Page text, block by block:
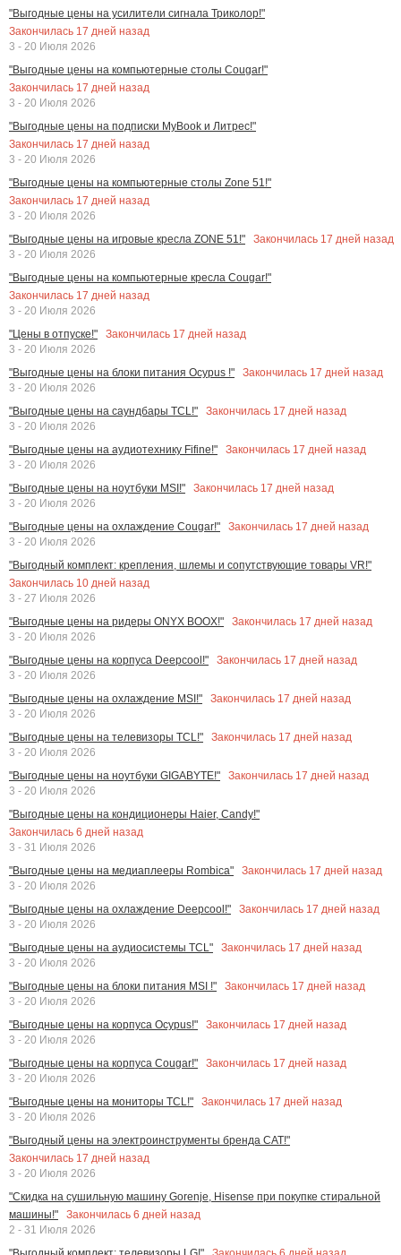
"Выгодные цены на усилители сигнала Триколор!"
Закончилась 17 дней назад
3 - 20 Июля 2026
"Выгодные цены на компьютерные столы Cougar!"
Закончилась 17 дней назад
3 - 20 Июля 2026
"Выгодные цены на подписки MyBook и Литрес!"
Закончилась 17 дней назад
3 - 20 Июля 2026
"Выгодные цены на компьютерные столы Zone 51!"
Закончилась 17 дней назад
3 - 20 Июля 2026
"Выгодные цены на игровые кресла ZONE 51!"
Закончилась 17 дней назад
3 - 20 Июля 2026
"Выгодные цены на компьютерные кресла Cougar!"
Закончилась 17 дней назад
3 - 20 Июля 2026
"Цены в отпуске!"
Закончилась 17 дней назад
3 - 20 Июля 2026
"Выгодные цены на блоки питания Ocypus !"
Закончилась 17 дней назад
3 - 20 Июля 2026
"Выгодные цены на саундбары TCL!"
Закончилась 17 дней назад
3 - 20 Июля 2026
"Выгодные цены на аудиотехнику Fifine!"
Закончилась 17 дней назад
3 - 20 Июля 2026
"Выгодные цены на ноутбуки MSI!"
Закончилась 17 дней назад
3 - 20 Июля 2026
"Выгодные цены на охлаждение Cougar!"
Закончилась 17 дней назад
3 - 20 Июля 2026
"Выгодный комплект: крепления, шлемы и сопутствующие товары VR!"
Закончилась 10 дней назад
3 - 27 Июля 2026
"Выгодные цены на ридеры ONYX BOOX!"
Закончилась 17 дней назад
3 - 20 Июля 2026
"Выгодные цены на корпуса Deepcool!"
Закончилась 17 дней назад
3 - 20 Июля 2026
"Выгодные цены на охлаждение MSI!"
Закончилась 17 дней назад
3 - 20 Июля 2026
"Выгодные цены на телевизоры TCL!"
Закончилась 17 дней назад
3 - 20 Июля 2026
"Выгодные цены на ноутбуки GIGABYTE!"
Закончилась 17 дней назад
3 - 20 Июля 2026
"Выгодные цены на кондиционеры Haier, Candy!"
Закончилась 6 дней назад
3 - 31 Июля 2026
"Выгодные цены на медиаплееры Rombica"
Закончилась 17 дней назад
3 - 20 Июля 2026
"Выгодные цены на охлаждение Deepcool!"
Закончилась 17 дней назад
3 - 20 Июля 2026
"Выгодные цены на аудиосистемы TCL"
Закончилась 17 дней назад
3 - 20 Июля 2026
"Выгодные цены на блоки питания MSI !"
Закончилась 17 дней назад
3 - 20 Июля 2026
"Выгодные цены на корпуса Ocypus!"
Закончилась 17 дней назад
3 - 20 Июля 2026
"Выгодные цены на корпуса Cougar!"
Закончилась 17 дней назад
3 - 20 Июля 2026
"Выгодные цены на мониторы TCL!"
Закончилась 17 дней назад
3 - 20 Июля 2026
"Выгодный цены на электроинструменты бренда CAT!"
Закончилась 17 дней назад
3 - 20 Июля 2026
"Скидка на сушильную машину Gorenje, Hisense при покупке стиральной
машины!"
Закончилась 6 дней назад
2 - 31 Июля 2026